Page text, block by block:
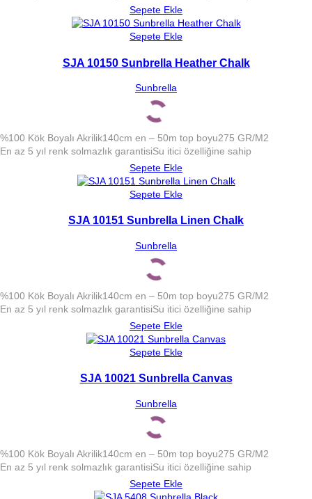
Sepete Ekle
Sepete Ekle
SJA 10150 Sunbrella Heather Chalk
Sunbrella
%100 Kök Boyalı Akrilik140cm en – 50m top boyu275 GR/M2
En az 5 yıl renk solmazlık garantisiSu itici özelliğine sahip
Sepete Ekle
Sepete Ekle
SJA 10151 Sunbrella Linen Chalk
Sunbrella
%100 Kök Boyalı Akrilik140cm en – 50m top boyu275 GR/M2
En az 5 yıl renk solmazlık garantisiSu itici özelliğine sahip
Sepete Ekle
Sepete Ekle
SJA 10021 Sunbrella Canvas
Sunbrella
%100 Kök Boyalı Akrilik140cm en – 50m top boyu275 GR/M2
En az 5 yıl renk solmazlık garantisiSu itici özelliğine sahip
Sepete Ekle